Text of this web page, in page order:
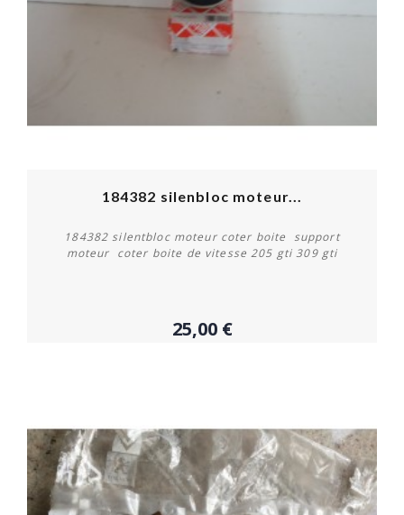
Acheter
184382 silenbloc moteur...
184382 silentbloc moteur coter boite support
moteur coter boite de vitesse 205 gti 309 gti
25,00 €